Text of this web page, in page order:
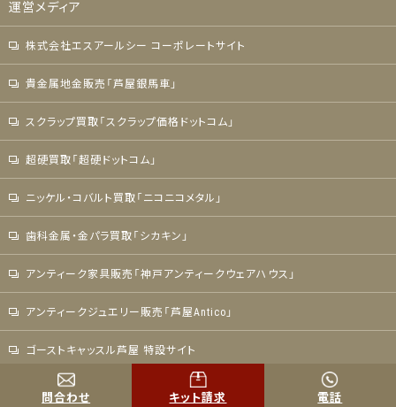
問合わせ キット請求 電話
運営メディア
株式会社エスアールシー コーポレートサイト
貴金属地金販売「芦屋銀馬車」
スクラップ買取「スクラップ価格ドットコム」
超硬買取「超硬ドットコム」
ニッケル・コバルト買取「ニコニコメタル」
歯科金属・金パラ買取「シカキン」
アンティーク家具販売「神戸アンティークウェアハウス」
アンティークジュエリー販売「芦屋Antico」
ゴーストキャッスル芦屋 特設サイト
COPYRIGHT © K.G.B. ALL RIGHTS RESERVED.